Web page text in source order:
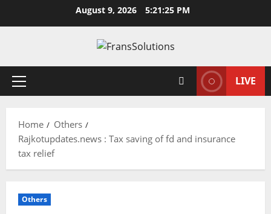
August 9, 2026 5:21:25 PM
Primary
LIVE
Home
Others
Rajkotupdates.news : Tax saving of fd and insurance
tax relief
Others